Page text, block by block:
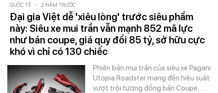
QUỐC TẾ - 2 NĂM TRƯỚC
Đại gia Việt dễ 'xiêu lòng' trước siêu phẩm
này: Siêu xe mui trần vẫn mạnh 852 mã lực
như bản coupe, giá quy đổi 85 tỷ, sở hữu cực
khó vì chỉ có 130 chiếc
Phiên bản mui trần của siêu xe Pagani
Utopia Roadster mang đến hiệu suất
vượt trội tương đồng bản Coupe,…